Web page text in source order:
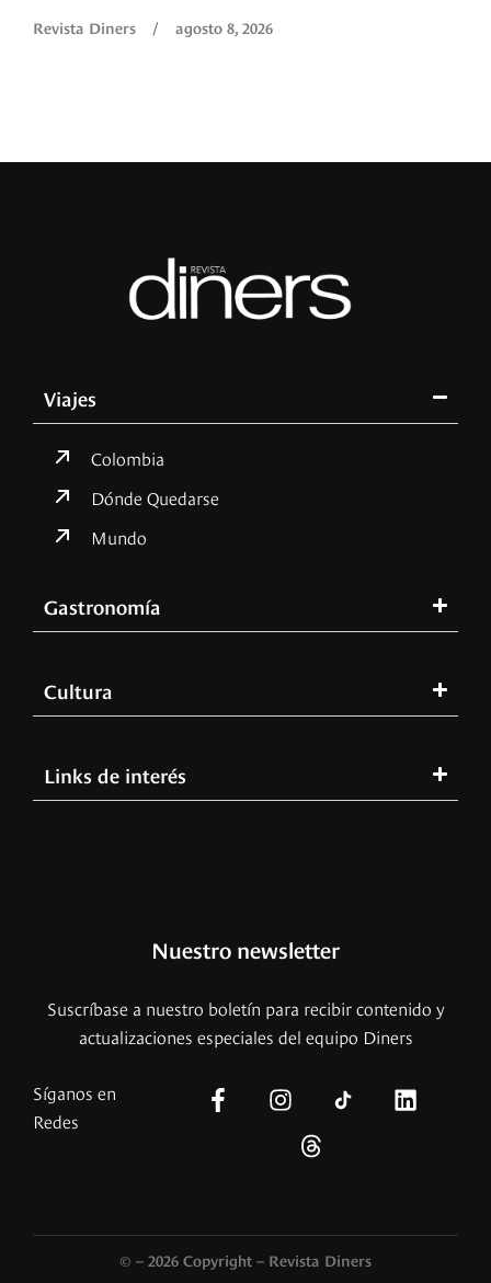
Revista Diners / agosto 8, 2026
Viajes
Colombia
Dónde Quedarse
Mundo
Gastronomía
Cultura
Links de interés
Nuestro newsletter
Suscríbase a nuestro boletín para recibir contenido y
actualizaciones especiales del equipo Diners
Síganos en
Redes
© – 2026 Copyright – Revista Diners